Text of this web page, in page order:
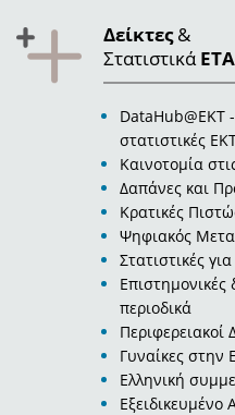
Δείκτες&
Στατιστικά
DataHub@EKT
στατιστικές
Καινοτομία
Δαπάνες και
Κρατικές
Ψηφιακός
Στατιστικές
Επιστημονικές
περιοδικά
Περιφερειακοί
Γυναίκες στην
Ελληνική